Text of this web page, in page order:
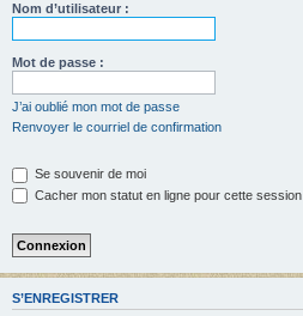
Nom d’utilisateur :
Mot de passe :
J’ai oublié mon mot de passe
Renvoyer le courriel de confirmation
Se souvenir de moi
Cacher mon statut en ligne pour cette session
S’ENREGISTRER